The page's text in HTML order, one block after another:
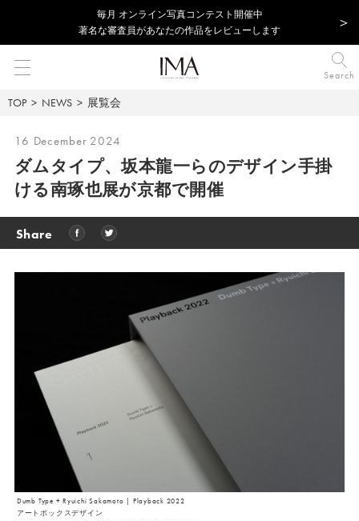
毎⽉ オンライン写真コンテスト開催中
著名な審査員があなたの作品をレビューします
Search
TOP NEWS 展覧会
16 December 2024
ダムタイプ、坂本龍一らのデザイン手掛
ける南琢也展が京都で開催
Share
Dumb Type + Ryuichi Sakamoto | Playback 2022
アートボックスデザイン